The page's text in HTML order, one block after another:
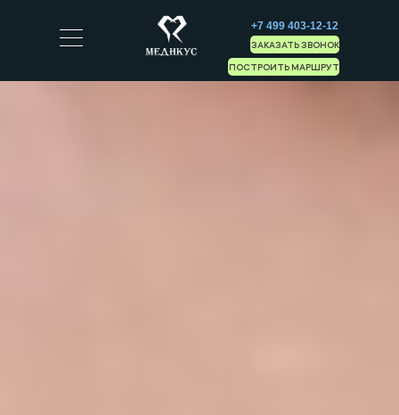
+7 499 403-12-12
ЗАКАЗАТЬ ЗВОНОК
ПОСТРОИТЬ МАРШРУТ